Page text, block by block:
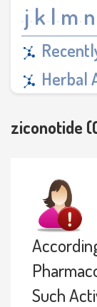
· j· k· l· m· n
Herbal
ziconotide
Such